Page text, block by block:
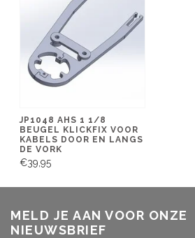
JP1048 AHS 1 1/8
BEUGEL KLICKFIX VOOR
KABELS DOOR EN LANGS
DE VORK
€39,95
MELD JE AAN VOOR ONZE
NIEUWSBRIEF